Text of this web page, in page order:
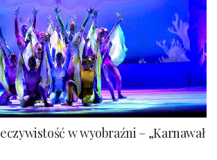
w wyobraźni – „Karnawał